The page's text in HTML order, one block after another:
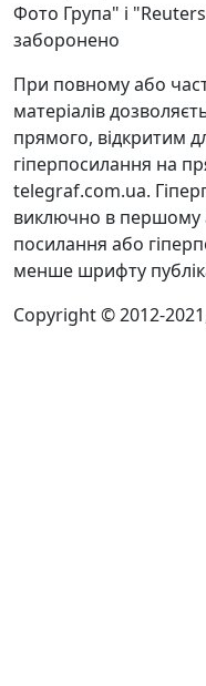
Фото Група" і
заборонено
При повному або
матеріалів
прямого, відкритим
гіперпосилання на
telegraf.com.ua.
виключно в першому
посилання або
менше шрифту
Copyright © 2012-